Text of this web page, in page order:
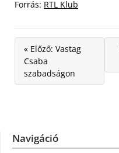
Forrás: RTL Klub
« Előző: Vastag
Csaba
szabadságon
Navigáció